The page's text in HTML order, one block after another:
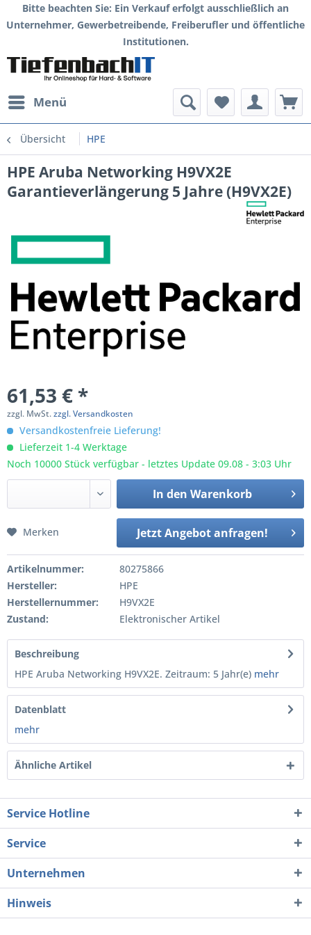
Bitte beachten Sie: Ein Verkauf erfolgt ausschließlich an
Unternehmer, Gewerbetreibende, Freiberufler und öffentliche
Institutionen.
Menü
Übersicht HPE
HPE Aruba Networking H9VX2E
Garantieverlängerung 5 Jahre (H9VX2E)
61,53 € *
zzgl. MwSt.zzgl. Versandkosten
Versandkostenfreie Lieferung!
Lieferzeit 1-4 Werktage
Noch 10000 Stück verfügbar - letztes Update 09.08 - 3:03 Uhr
In den Warenkorb
Jetzt Angebot anfragen!
Merken
Artikelnummer:
80275866
Hersteller:
HPE
Herstellernummer:
H9VX2E
Zustand:
Elektronischer Artikel
Beschreibung
HPE Aruba Networking H9VX2E. Zeitraum: 5 Jahr(e) mehr
Datenblatt
mehr
Ähnliche Artikel
Service Hotline
Service
Unternehmen
Hinweis